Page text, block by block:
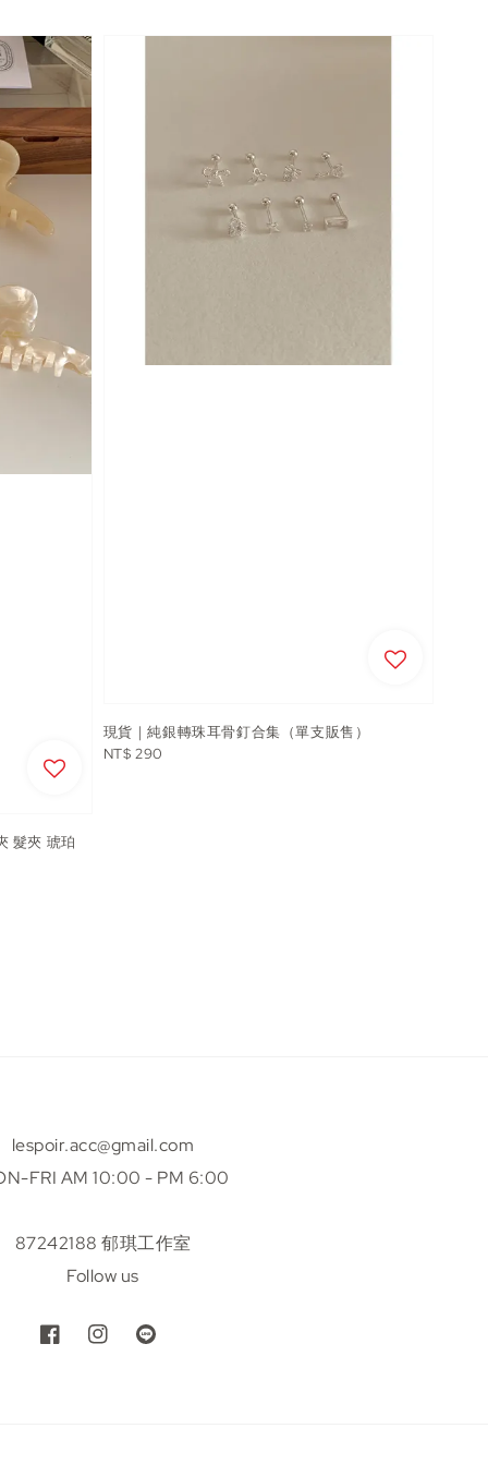
髮夾 琥珀
現貨｜純銀轉珠耳骨釘合集（單支販售）
Regular
NT$ 290
lespoir.acc@gmail.com
FRI AM 10:00 - PM 6:00
87242188 郁琪工作室
Follow us